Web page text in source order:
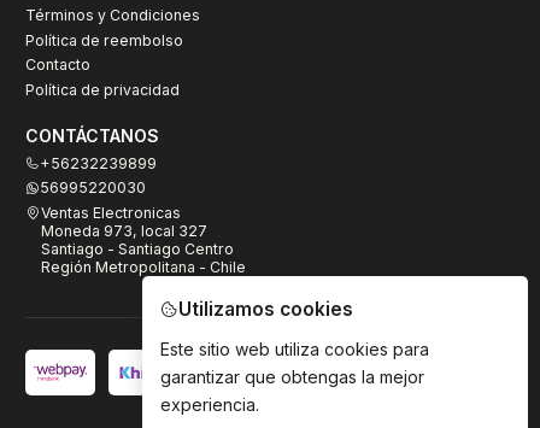
Términos y Condiciones
Política de reembolso
Contacto
Política de privacidad
CONTÁCTANOS
+56232239899
56995220030
Ventas Electronicas
Moneda 973, local 327
Santiago - Santiago Centro
Región Metropolitana - Chile
Utilizamos cookies
Este sitio web utiliza cookies para
garantizar que obtengas la mejor
experiencia.